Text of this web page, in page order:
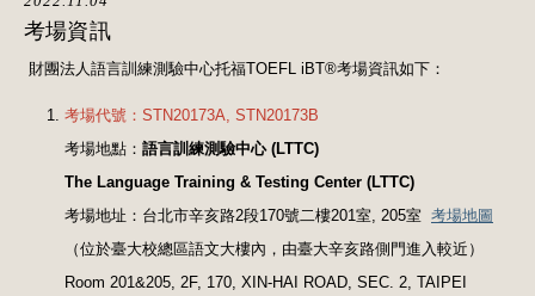
考場資訊
財團法人語言訓練測驗中心托福TOEFL iBT®考場資訊如下：
考場代號：STN20173A, STN20173B
考場地點： 語言訓練測驗中心 (LTTC)
The Language Training & Testing Center (LTTC)
考場地址：台北市辛亥路2段170號二樓201室, 205室 考場地圖
（位於臺大校總區語文大樓內，由臺大辛亥路側門進入較近）
Room 201&205, 2F, 170, XIN-HAI ROAD, SEC. 2, TAIPEI